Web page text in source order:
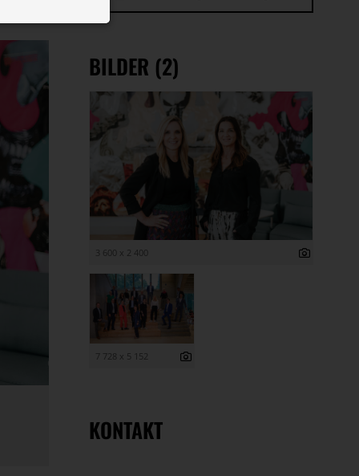
BILDER (2)
3 600 x 2 400
7 728 x 5 152
KONTAKT